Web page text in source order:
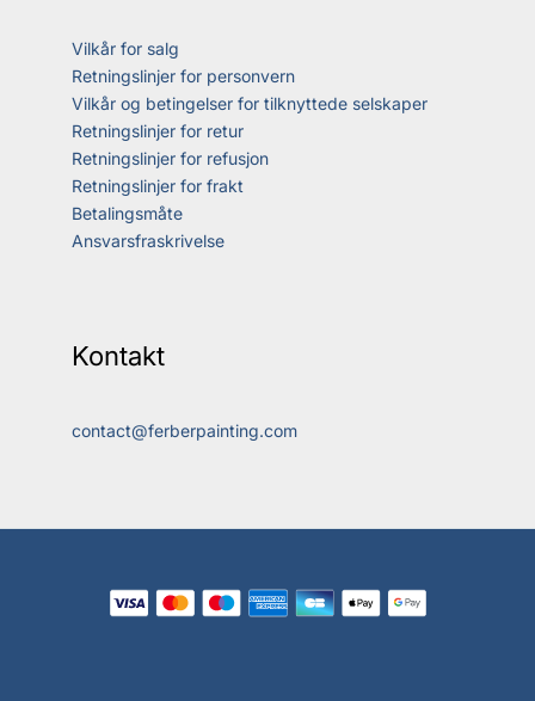
Vilkår for salg
Retningslinjer for personvern
Vilkår og betingelser for tilknyttede selskaper
Retningslinjer for retur
Retningslinjer for refusjon
Retningslinjer for frakt
Betalingsmåte
Ansvarsfraskrivelse
Kontakt
contact@ferberpainting.com